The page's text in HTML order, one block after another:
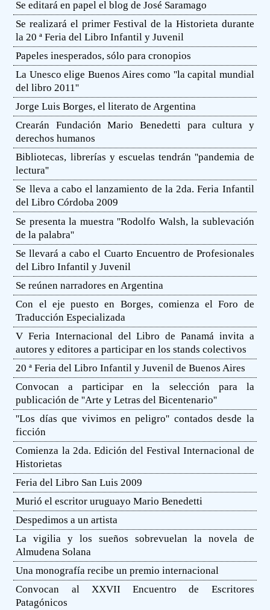
Se editará en papel el blog de José Saramago
Se realizará el primer Festival de la Historieta durante
la 20 ª Feria del Libro Infantil y Juvenil
Papeles inesperados, sólo para cronopios
La Unesco elige Buenos Aires como ''la capital mundial
del libro 2011''
Jorge Luis Borges, el literato de Argentina
Crearán Fundación Mario Benedetti para cultura y
derechos humanos
Bibliotecas, librerías y escuelas tendrán ''pandemia de
lectura''
Se lleva a cabo el lanzamiento de la 2da. Feria Infantil
del Libro Córdoba 2009
Se presenta la muestra ''Rodolfo Walsh, la sublevación
de la palabra''
Se llevará a cabo el Cuarto Encuentro de Profesionales
del Libro Infantil y Juvenil
Se reúnen narradores en Argentina
Con el eje puesto en Borges, comienza el Foro de
Traducción Especializada
V Feria Internacional del Libro de Panamá invita a
autores y editores a participar en los stands colectivos
20 ª Feria del Libro Infantil y Juvenil de Buenos Aires
Convocan a participar en la selección para la
publicación de ''Arte y Letras del Bicentenario''
''Los días que vivimos en peligro'' contados desde la
ficción
Comienza la 2da. Edición del Festival Internacional de
Historietas
Feria del Libro San Luis 2009
Murió el escritor uruguayo Mario Benedetti
Despedimos a un artista
La vigilia y los sueños sobrevuelan la novela de
Almudena Solana
Una monografía recibe un premio internacional
Convocan al XXVII Encuentro de Escritores
Patagónicos